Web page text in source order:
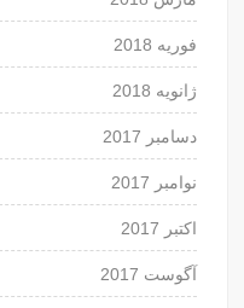
فوریه 2018
ژانویه 2018
دسامبر 2017
نوامبر 2017
اکتبر 2017
آگوست 2017